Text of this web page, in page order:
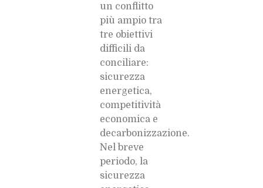
un conflitto
più ampio tra
tre obiettivi
difficili da
conciliare:
sicurezza
energetica,
competitività
economica e
decarbonizzazione.
Nel breve
periodo, la
sicurezza